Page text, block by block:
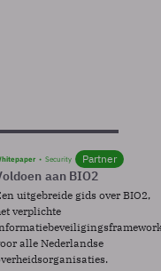
Security Partner
aan BIO2
uitgebreide gids over BIO2,
verplichte
alle Nederlandse